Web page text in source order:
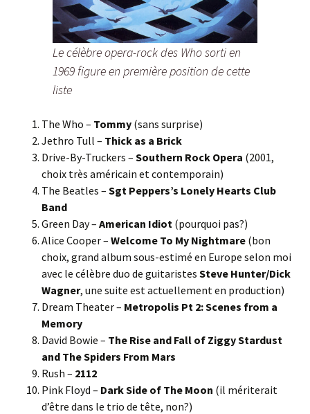
Le célèbre opera-rock des Who sorti en
1969 figure en première position de cette
liste
The Who – Tommy (sans surprise)
Jethro Tull – Thick as a Brick
Drive-By-Truckers – Southern Rock Opera (2001,
choix très américain et contemporain)
The Beatles – Sgt Peppers’s Lonely Hearts Club
Band
Green Day – American Idiot (pourquoi pas?)
Alice Cooper – Welcome To My Nightmare (bon
choix, grand album sous-estimé en Europe selon moi
avec le célèbre duo de guitaristes Steve Hunter/Dick
Wagner, une suite est actuellement en production)
Dream Theater – Metropolis Pt 2: Scenes from a
Memory
David Bowie – The Rise and Fall of Ziggy Stardust
and The Spiders From Mars
Rush – 2112
Pink Floyd – Dark Side of The Moon (il mériterait
d’être dans le trio de tête, non?)